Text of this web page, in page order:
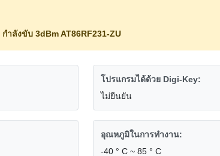
กำลังขับ 3dBm AT86RF231-ZU
โปรแกรมได้ด้วย Digi-Key:
ไม่ยืนยัน
อุณหภูมิในการทำงาน:
-40 ° C ~ 85 ° C